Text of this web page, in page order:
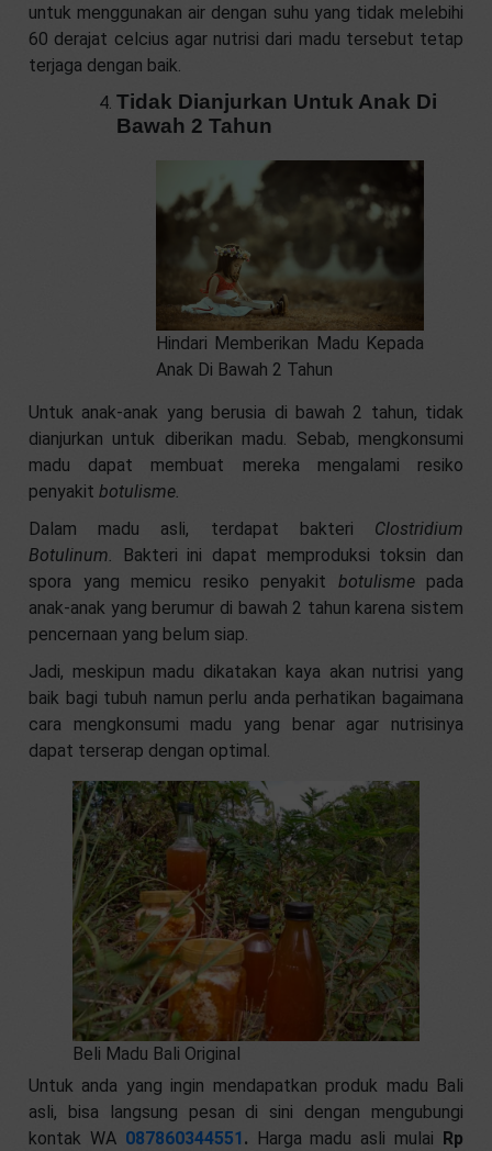
untuk menggunakan air dengan suhu yang tidak melebihi
60 derajat celcius agar nutrisi dari madu tersebut tetap
terjaga dengan baik.
Tidak Dianjurkan Untuk Anak Di
Bawah 2 Tahun
Hindari Memberikan Madu Kepada
Anak Di Bawah 2 Tahun
Untuk anak-anak yang berusia di bawah 2 tahun, tidak
dianjurkan untuk diberikan madu. Sebab, mengkonsumi
madu dapat membuat mereka mengalami resiko
penyakit botulisme.
Dalam madu asli, terdapat bakteri Clostridium
Botulinum.
Bakteri ini dapat memproduksi toksin dan
spora yang memicu resiko penyakit botulisme pada
anak-anak yang berumur di bawah 2 tahun karena sistem
pencernaan yang belum siap.
Jadi, meskipun madu dikatakan kaya akan nutrisi yang
baik bagi tubuh namun perlu anda perhatikan bagaimana
cara mengkonsumi madu yang benar agar nutrisinya
dapat terserap dengan optimal.
Beli Madu Bali Original
Untuk anda yang ingin mendapatkan produk madu Bali
asli, bisa langsung pesan di sini dengan mengubungi
kontak WA 087860344551 . Harga madu asli mulai
Rp